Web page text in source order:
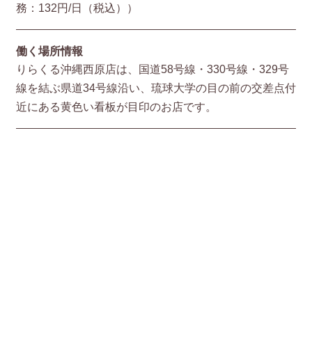
務：132円/⽇（税込））
働く場所情報
りらくる沖縄西原店は、国道58号線・330号線・329号
線を結ぶ県道34号線沿い、琉球大学の目の前の交差点付
近にある黄色い看板が目印のお店です。